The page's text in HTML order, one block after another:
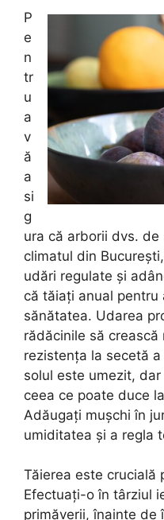
P
e
n
tr
u
a
v
ă
a
si
g
ura că arborii dvs. de
climatul din
udări regulate și
că tăiați anual pentru
sănătatea. Udarea
rădăcinile să
rezistența la secetă
solul este umezit,
ceea ce poate duce
Adăugați mușchi în
umiditatea și a regla
Tăierea este crucială
Efectuați-o în târziul
primăverii, înainte de